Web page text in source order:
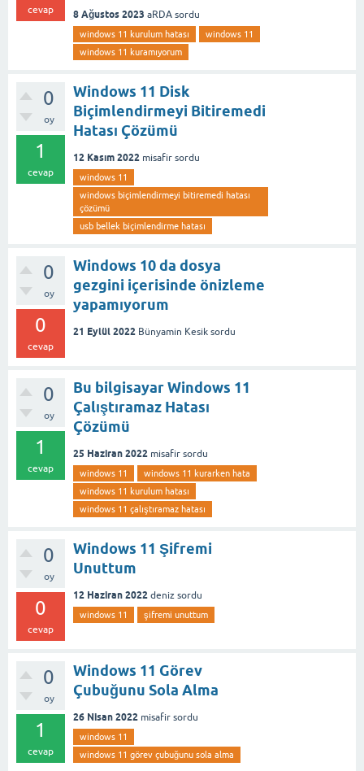
cevap 8 Ağustos 2023 aRDA sordu
windows 11 kurulum hatası
windows 11
windows 11 kuramıyorum
0
oy
1
cevap
Windows 11 Disk
Biçimlendirmeyi Bitiremedi
Hatası Çözümü
12 Kasım 2022 misafir sordu
windows 11
windows biçimlendirmeyi bitiremedi hatası
çözümü
usb bellek biçimlendirme hatası
0
oy
0
cevap
Windows 10 da dosya
gezgini içerisinde önizleme
yapamıyorum
21 Eylül 2022 Bünyamin Kesik sordu
0
oy
1
cevap
Bu bilgisayar Windows 11
Çalıştıramaz Hatası
Çözümü
25 Haziran 2022 misafir sordu
windows 11
windows 11 kurarken hata
windows 11 kurulum hatası
windows 11 çalıştıramaz hatası
0
oy
0
cevap
Windows 11 Şifremi
Unuttum
12 Haziran 2022 deniz sordu
windows 11 şifremi unuttum
0
oy
1
cevap
Windows 11 Görev
Çubuğunu Sola Alma
26 Nisan 2022 misafir sordu
windows 11
windows 11 görev çubuğunu sola alma